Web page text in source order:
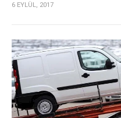
6 EYLÜL, 2017